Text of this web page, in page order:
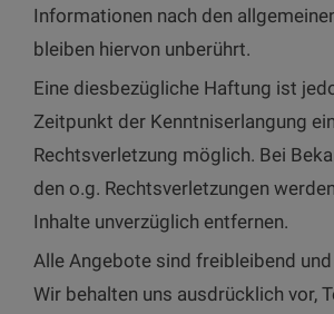
Informationen nach den
bleiben hiervon unberührt.
Eine diesbezügliche Haftung ist
Zeitpunkt der Kenntniserlangung
Rechtsverletzung möglich. Bei
den o.g. Rechtsverletzungen
Inhalte unverzüglich entfernen.
Alle Angebote sind freibleibend
Wir behalten uns ausdrücklich vor,